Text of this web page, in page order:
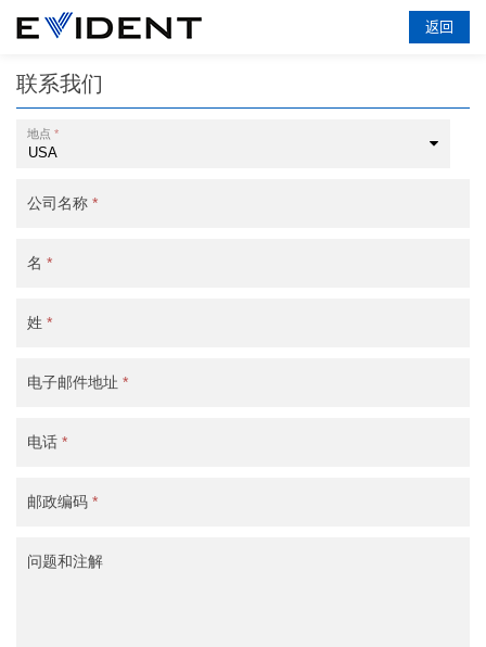
返回
联系我们
地点 *
公司名称 *
名 *
姓 *
电子邮件地址 *
电话 *
邮政编码 *
问题和注解